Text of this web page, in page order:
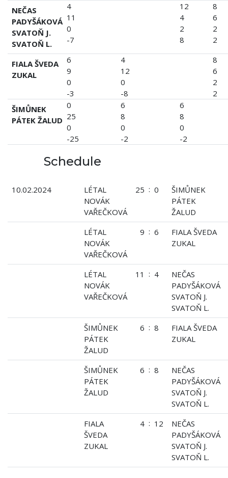
NEČAS
PADYŠÁKOVÁ
SVATOŇ J.
SVATOŇ L.
4
11
0
-7
12
4
2
8
8
6
2
2
FIALA ŠVEDA
ZUKAL
6
9
0
-3
4
12
0
-8
8
6
2
2
ŠIMŮNEK
PÁTEK ŽALUD
0
25
0
-25
6
8
0
-2
6
8
0
-2
Schedule
10.02.2024
LÉTAL
NOVÁK
VAŘEČKOVÁ
25 : 0
ŠIMŮNEK
PÁTEK
ŽALUD
LÉTAL
NOVÁK
VAŘEČKOVÁ
9 : 6
FIALA ŠVEDA
ZUKAL
LÉTAL
NOVÁK
VAŘEČKOVÁ
11 : 4
NEČAS
PADYŠÁKOVÁ
SVATOŇ J.
SVATOŇ L.
ŠIMŮNEK
PÁTEK
ŽALUD
6 : 8
FIALA ŠVEDA
ZUKAL
ŠIMŮNEK
PÁTEK
ŽALUD
6 : 8
NEČAS
PADYŠÁKOVÁ
SVATOŇ J.
SVATOŇ L.
FIALA
ŠVEDA
ZUKAL
4 : 12
NEČAS
PADYŠÁKOVÁ
SVATOŇ J.
SVATOŇ L.